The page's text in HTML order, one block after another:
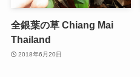
全銀葉の草 Chiang Mai
Thailand
2018年6月20日